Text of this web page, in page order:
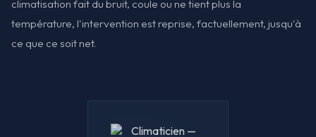
climatisation fait du bruit, coule ou ne tient plus la
température, l'intervention est reprise, factuellement, jusqu'à
ce que ce soit net.